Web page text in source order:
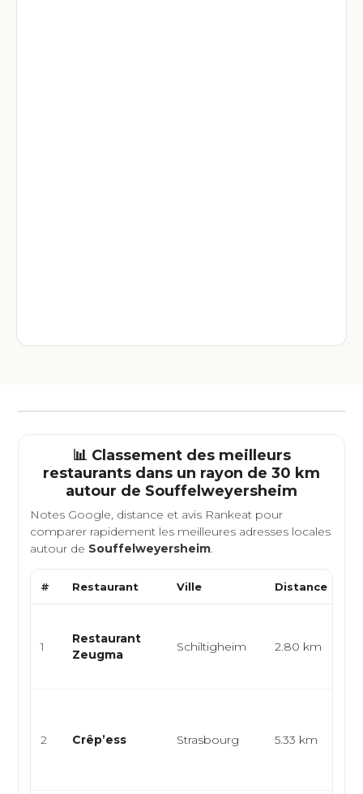
📊 Classement des meilleurs
restaurants dans un rayon de 30 km
autour de Souffelweyersheim
Notes Google, distance et avis Rankeat pour
comparer rapidement les meilleures adresses locales
autour de Souffelweyersheim.
# Restaurant Ville Distance
1
Restaurant
Zeugma
Schiltigheim 2.80 km
2 Crêp’ess Strasbourg 5.33 km